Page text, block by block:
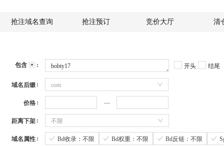
抢注域名查询 抢注预订 竞价大厅 清
包含 开头 结尾
域名后缀 com
价格
距离下架 不限
域名属性 Bd收录：不限 Bd权重：不限 Bd反链：不限